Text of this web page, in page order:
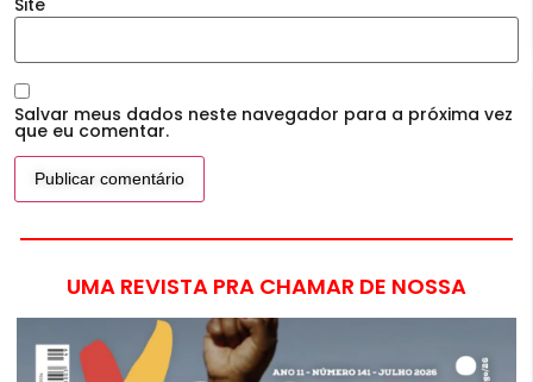
Salvar meus dados neste navegador para a próxima vez
que eu comentar.
UMA REVISTA PRA CHAMAR DE NOSSA